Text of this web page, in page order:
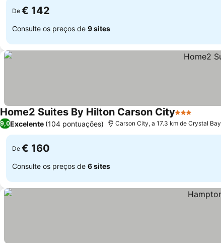
De € 142
Consulte os preços de 9 sites
Home2 Suites By Hilton Carson City3 Estrelas
9,0Excelente (104 pontuações) Carson City, a 17.3 km de Crystal Bay
De € 160
Consulte os preços de 6 sites